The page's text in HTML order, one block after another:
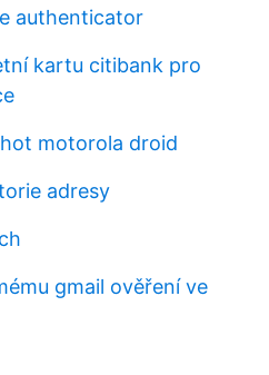
authenticator
kartu citibank pro
motorola droid
adresy
gmail ověření ve